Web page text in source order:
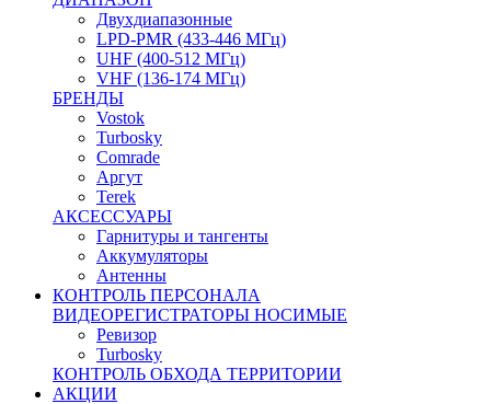
Двухдиапазонные
LPD-PMR (433-446 МГц)
UHF (400-512 МГц)
VHF (136-174 МГц)
БРЕНДЫ
Vostok
Turbosky
Comrade
Аргут
Terek
АКСЕССУАРЫ
Гарнитуры и тангенты
Аккумуляторы
Антенны
КОНТРОЛЬ ПЕРСОНАЛА
ВИДЕОРЕГИСТРАТОРЫ НОСИМЫЕ
Ревизор
Turbosky
КОНТРОЛЬ ОБХОДА ТЕРРИТОРИИ
АКЦИИ